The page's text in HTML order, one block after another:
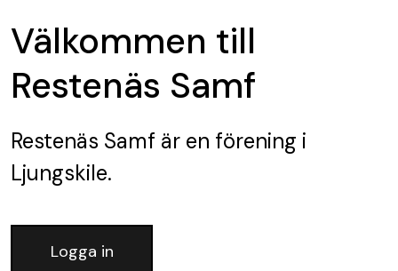
Välkommen till
Restenäs Samf
Restenäs Samf är en förening i
Ljungskile.
Logga in